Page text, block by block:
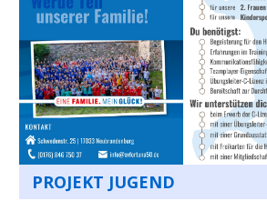
PROJEKT JUGEND